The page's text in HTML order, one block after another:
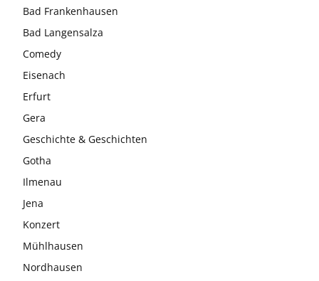
Bad Frankenhausen
Bad Langensalza
Comedy
Eisenach
Erfurt
Gera
Geschichte & Geschichten
Gotha
Ilmenau
Jena
Konzert
Mühlhausen
Nordhausen